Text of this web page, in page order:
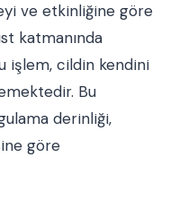
ve etkinliğine göre
katmanında
işlem, cildin kendini
Bu
derinliği,
göre